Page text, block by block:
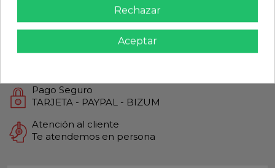
Calidad Garantizada
Productos de Máxima calidad
Envío Rápido
Pago Seguro
TARJETA - PAYPAL - BIZUM
Atención al cliente
Te atendemos en persona
Rechazar
Aceptar